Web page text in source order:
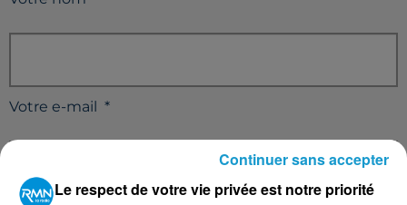
Votre e-mail *
Le respect de votre vie privée est notre priorité
Continuer sans accepter